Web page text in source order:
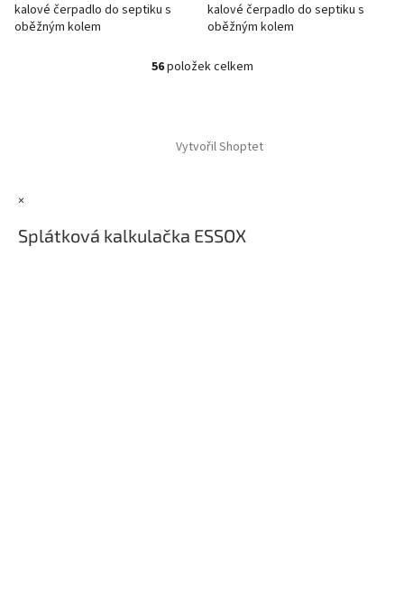
kalové čerpadlo do septiku s
oběžným kolem
kalové čerpadlo do septiku s
oběžným kolem
O
d
r
v
56položek celkem
Vytvořil Shoptet
×
Splátková kalkulačka ESSOX